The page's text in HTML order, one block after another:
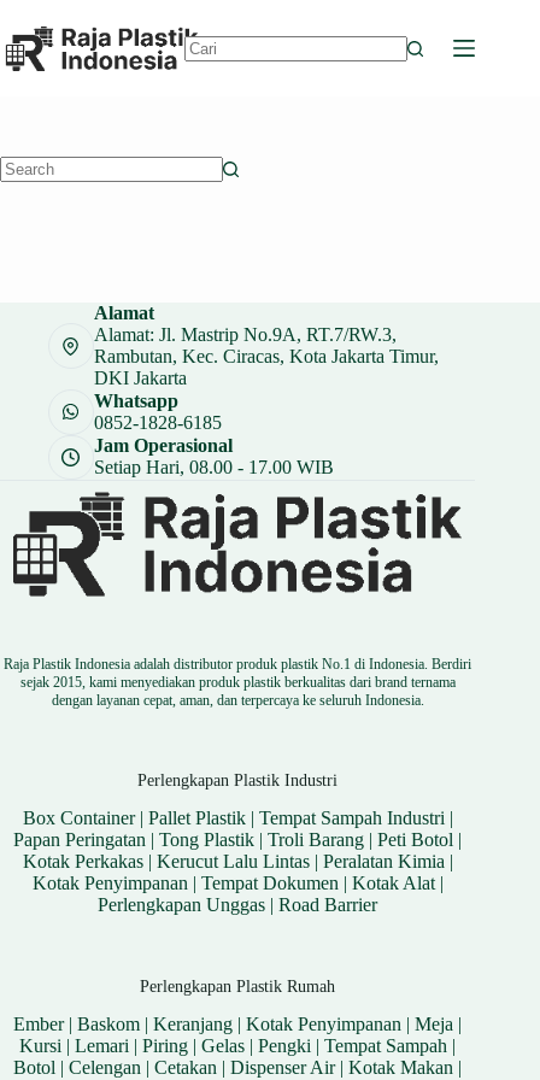
to
content
Alamat
Alamat: Jl. Mastrip No.9A, RT.7/RW.3,
Rambutan, Kec. Ciracas, Kota Jakarta Timur,
DKI Jakarta
Whatsapp
0852-1828-6185
Jam Operasional
Setiap Hari, 08.00 - 17.00 WIB
Raja Plastik Indonesia adalah distributor produk plastik No.1 di Indonesia. Berdiri
sejak 2015, kami menyediakan produk plastik berkualitas dari brand ternama
dengan layanan cepat, aman, dan terpercaya ke seluruh Indonesia.
Perlengkapan Plastik Industri
Box Container| Pallet Plastik| Tempat Sampah Industri |
Papan Peringatan |Tong Plastik |Troli Barang |Peti Botol |
Kotak Perkakas| Kerucut Lalu Lintas| Peralatan Kimia |
Kotak Penyimpanan | Tempat Dokumen | Kotak Alat|
Perlengkapan Unggas |Road Barrier
Perlengkapan Plastik Rumah
Ember|Baskom |Keranjang |Kotak Penyimpanan |Meja |
Kursi |Lemari |Piring |Gelas |Pengki |Tempat Sampah |
Botol |Celengan |Cetakan |Dispenser Air|Kotak Makan |